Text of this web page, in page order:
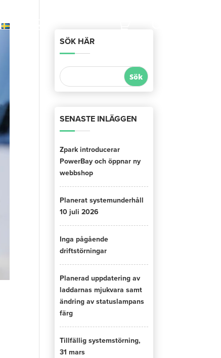
SÖK HÄR
SENASTE INLÄGGEN
Zpark introducerar
PowerBay och öppnar ny
webbshop
Planerat systemunderhåll
10 juli 2026
Inga pågående
driftstörningar
Planerad uppdatering av
laddarnas mjukvara samt
ändring av statuslampans
färg
Tillfällig systemstörning,
31 mars